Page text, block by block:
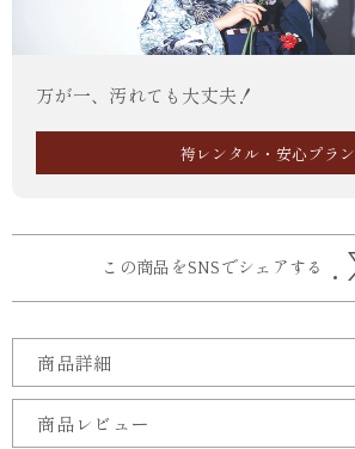
万が一、汚れても大丈夫！
袴レンタル・安心プラン
この商品をSNSでシェアする
商品詳細
商品レビュー